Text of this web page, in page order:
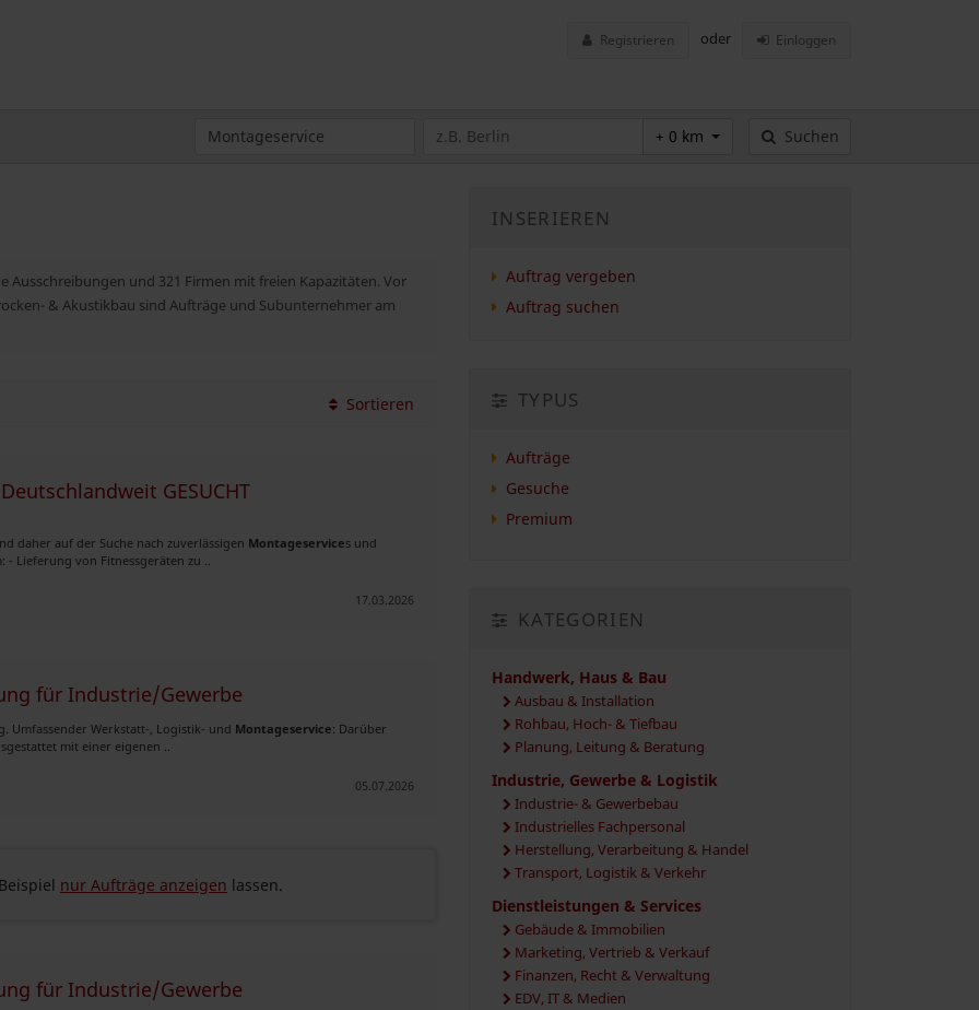
Registrieren oder Einloggen
+ 0 km Suchen
Ausschreibungen und 321 Firmen mit freien Kapazitäten. Vor
& Akustikbau sind Aufträge und Subunternehmer am
Sortieren
GESUCHT
daher auf der Suche nach zuverlässigen Montageservices und
Lieferung von Fitnessgeräten zu ..
17.03.2026
für Industrie/Gewerbe
Umfassender Werkstatt-, Logistik- und Montageservice: Darüber
mit einer eigenen ..
05.07.2026
nur Aufträge anzeigen lassen.
für Industrie/Gewerbe
INSERIEREN
Auftrag vergeben
Auftrag suchen
TYPUS
Aufträge
Gesuche
Premium
KATEGORIEN
Handwerk, Haus & Bau
Ausbau & Installation
Rohbau, Hoch- & Tiefbau
Planung, Leitung & Beratung
Industrie, Gewerbe & Logistik
Industrie- & Gewerbebau
Industrielles Fachpersonal
Herstellung, Verarbeitung & Handel
Transport, Logistik & Verkehr
Dienstleistungen & Services
Gebäude & Immobilien
Marketing, Vertrieb & Verkauf
Finanzen, Recht & Verwaltung
EDV, IT & Medien